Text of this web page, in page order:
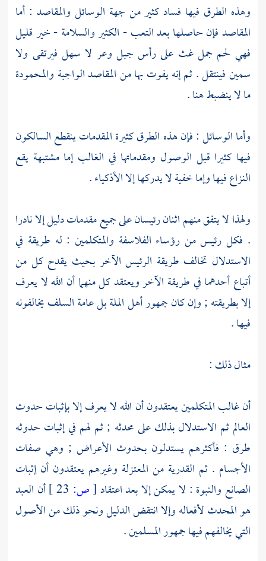
وهذه الطرق فيها فساد كثير من جهة الوسائل والمقاصد : أما
المقاصد فإن حاصلها بعد التعب - الكثير والسلامة - خير قليل
فهي لحم جمل غث على رأس جبل وعر لا سهل فيرتقى ولا
سمين فينتقل . ثم إنه يفوت بها من المقاصد الواجبة والمحمودة
ما لا ينضبط هنا .
وأما الوسائل : فإن هذه الطرق كثيرة المقدمات ينقطع السالكون
فيها كثيرا قبل الوصول ومقدماتها في الغالب إما مشتبهة يقع
النزاع فيها وإما خفية لا يدركها إلا الأذكياء .
ولهذا لا يتفق منهم اثنان رئيسان على جميع مقدمات دليل إلا نادرا
. فكل رئيس من رؤساء الفلاسفة والمتكلمين : له طريقة في
الاستدلال تخالف طريقة الرئيس الآخر بحيث يقدح كل من
أتباع أحدهما في طريقة الآخر ويعتقد كل منهما أن الله لا يعرف
إلا بطريقته ; وإن كان جمهورأهل الملةبل عامةالسلفيخالفونه
فيها .
مثال ذلك :
أن غالب المتكلمينيعتقدون أن الله لا يعرف إلا بإثبات حدوث
العالم ثم الاستدلال بذلك على محدثه ; ثم لهم في إثبات حدوثه
طرق : فأكثرهم يستدلون بحدوث الأعراض ; وهي صفات
الأجسام . ثم القدريةمن المعتزلة وغيرهم يعتقدون أن إثبات
الصانع والنبوة : لا يمكن إلا بعد اعتقاد[ص:
أن العبد
هو المحدث لأفعاله وإلا انتقض الدليل ونحو ذلك من الأصول
التي يخالفهم فيها جمهور المسلمين .